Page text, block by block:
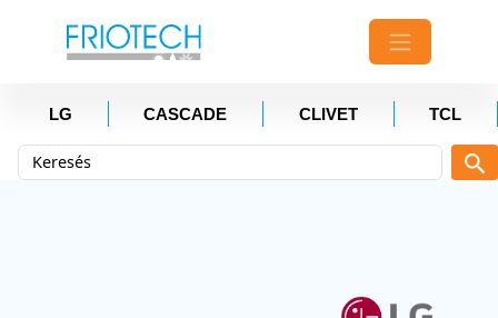
LG CASCADE CLIVET TCL